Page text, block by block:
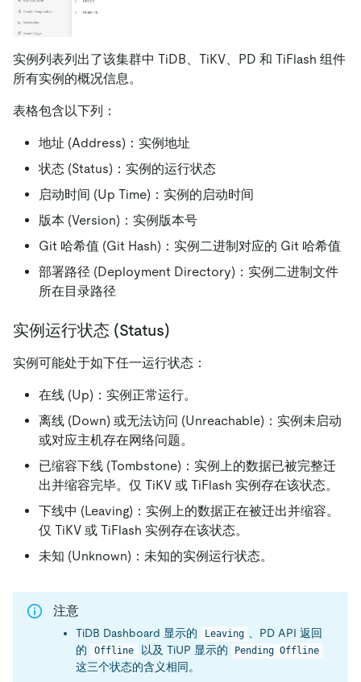
实例列表列出了该集群中 TiDB、TiKV、PD 和 TiFlash 组件
所有实例的概况信息。
表格包含以下列：
地址 (Address)：实例地址
状态 (Status)：实例的运行状态
启动时间 (Up Time)：实例的启动时间
版本 (Version)：实例版本号
Git 哈希值 (Git Hash)：实例二进制对应的 Git 哈希值
部署路径 (Deployment Directory)：实例二进制文件
所在目录路径
实例运行状态 (Status)
实例可能处于如下任一运行状态：
在线 (Up)：实例正常运行。
离线 (Down) 或无法访问 (Unreachable)：实例未启动
或对应主机存在网络问题。
已缩容下线 (Tombstone)：实例上的数据已被完整迁
出并缩容完毕。仅 TiKV 或 TiFlash 实例存在该状态。
下线中 (Leaving)：实例上的数据正在被迁出并缩容。
仅 TiKV 或 TiFlash 实例存在该状态。
未知 (Unknown)：未知的实例运行状态。
注意
TiDB Dashboard 显示的 Leaving
、PD API 返回
的
Offline 以及 TiUP 显示的 Pending Offline
这三个状态的含义相同。